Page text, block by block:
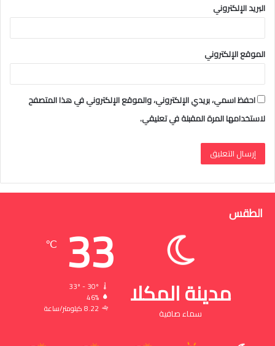
البريد الإلكتروني
الموقع الإلكتروني
احفظ اسمي، بريدي الإلكتروني، والموقع الإلكتروني في هذا المتصفح
لاستخدامها المرة المقبلة في تعليقي.
الطقس
مدينة المكلا
سماء صافية
33
℃
46%
8.22 كيلومتر/ساعة